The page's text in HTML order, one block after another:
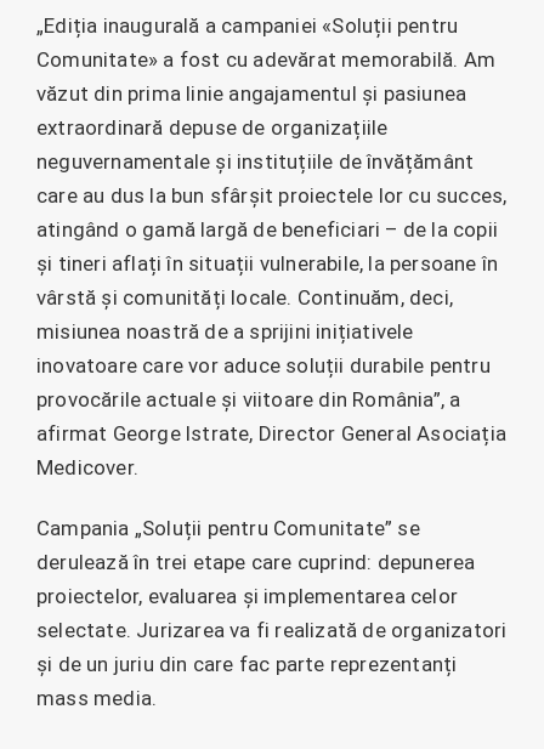
„Ediția inaugurală a campaniei «Soluții pentru
Comunitate» a fost cu adevărat memorabilă. Am
văzut din prima linie angajamentul și pasiunea
extraordinară depuse de organizațiile
neguvernamentale și instituțiile de învățământ
care au dus la bun sfârșit proiectele lor cu succes,
atingând o gamă largă de beneficiari – de la copii
și tineri aflați în situații vulnerabile, la persoane în
vârstă și comunități locale. Continuăm, deci,
misiunea noastră de a sprijini inițiativele
inovatoare care vor aduce soluții durabile pentru
provocările actuale și viitoare din România”, a
afirmat George Istrate, Director General Asociația
Medicover.
Campania „Soluții pentru Comunitate” se
derulează în trei etape care cuprind: depunerea
proiectelor, evaluarea și implementarea celor
selectate. Jurizarea va fi realizată de organizatori
și de un juriu din care fac parte reprezentanți
mass media.